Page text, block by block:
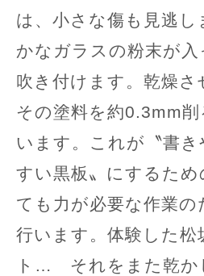
は、小さな傷も見逃
かなガラスの粉末が入
吹き付けます。乾燥さ
その塗料を約0.3mm
います。これが〝書
すい黒板〟にするため
ても力が必要な作業
行います。体験した松
ト… それをまた乾か